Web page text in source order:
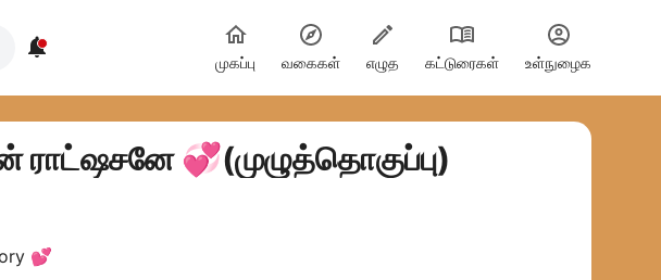

முகப்பு வகைகள் எழுத கட்டுரைகள் உள்நுழைக
💞(முழுத்தொகுப்பு)
love story 💕